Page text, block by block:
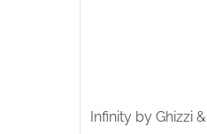
Infinity by Ghizzi